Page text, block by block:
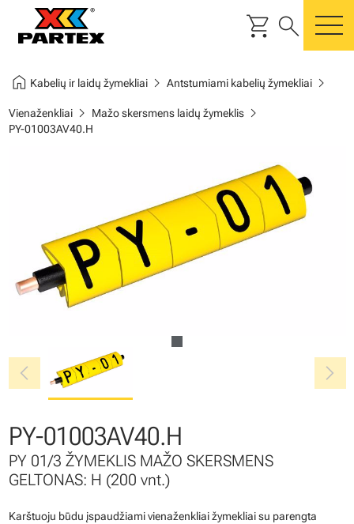
shopping_cart search
home Kabelių ir laidų žymekliaichevron_right Antstumiami kabelių žymekliaichevron_right
Vienaženkliaichevron_right Mažo skersmens laidų žymeklischevron_right
PY-01003AV40.H
chevron_left chevron_right
PY-01003AV40.H
PY 01/3 ŽYMEKLIS MAŽO SKERSMENS
GELTONAS: H (200 vnt.)
Karštuoju būdu įspaudžiami vienaženkliai žymekliai su parengta